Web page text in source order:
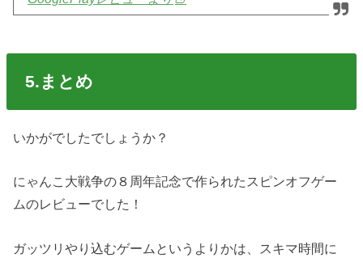
5.まとめ
いかがでしたでしょうか？
にゃんこ大戦争の８周年記念で作られたスピンオフゲー
ムのレビューでした！
ガッツリやり込むゲームというよりかは、スキマ時間に